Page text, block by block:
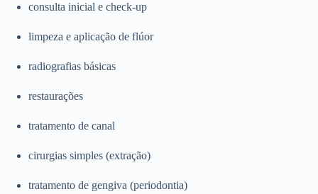
consulta inicial e check-up
limpeza e aplicação de flúor
radiografias básicas
restaurações
tratamento de canal
cirurgias simples (extração)
tratamento de gengiva (periodontia)